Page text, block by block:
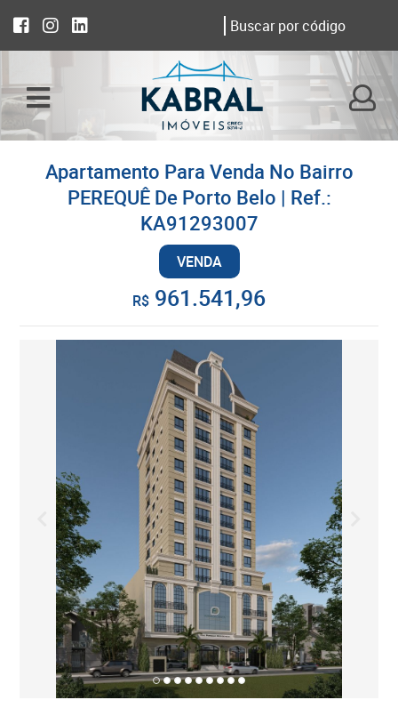
Apartamento Para Venda No Bairro
PEREQUÊ De Porto Belo | Ref.:
KA91293007
VENDA
R$ 961.541,96